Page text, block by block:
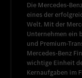
Die Mercedes-
eines der
Welt. Mit der
Unternehmen ein
und Premium-
Mercedes-Benz
wichtige Einheit
Kernaufgaben im